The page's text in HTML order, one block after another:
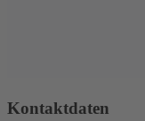
Kontaktdaten